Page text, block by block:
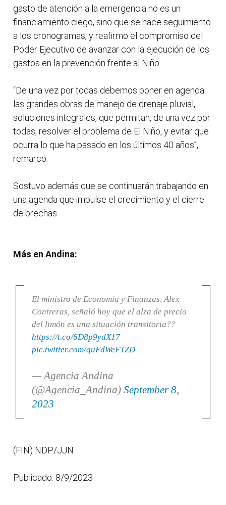
gasto de atención a la emergencia no es un
financiamiento ciego, sino que se hace seguimiento
a los cronogramas, y reafirmo el compromiso del
Poder Ejecutivo de avanzar con la ejecución de los
gastos en la prevención frente al Niño.
“De una vez por todas debemos poner en agenda
las grandes obras de manejo de drenaje pluvial,
soluciones integrales, que permitan, de una vez por
todas, resolver el problema de El Niño, y evitar que
ocurra lo que ha pasado en los últimos 40 años”,
remarcó.
Sostuvo además que se continuarán trabajando en
una agenda que impulse el crecimiento y el cierre
de brechas.
Más en Andina:
El ministro de Economía y Finanzas, Alex
Contreras, señaló hoy que el alza de precio
del limón es una situación transitoria??
https://t.co/6D8p9ydX17
pic.twitter.com/quFdWeFTZD
— Agencia Andina
(@Agencia_Andina) September 8,
2023
(FIN) NDP/JJN
Publicado: 8/9/2023